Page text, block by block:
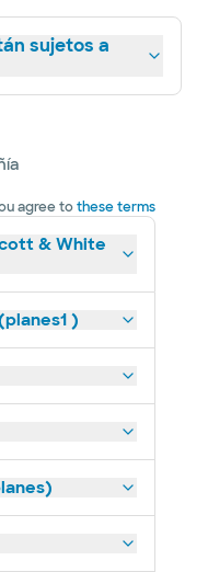
sujetos a
agree tothese terms
& White
)